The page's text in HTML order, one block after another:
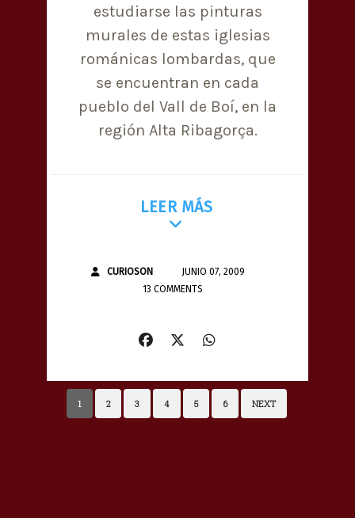
estudiarse las pinturas
murales de estas iglesias
románicas lombardas, que
se encuentran en cada
pueblo del Vall de Boí, en la
región Alta Ribagorça.
LEER MÁS
CURIOSON
JUNIO 07, 2009
13 COMMENTS
1 2 3 4 5 6 NEXT